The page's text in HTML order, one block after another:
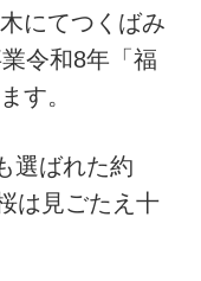
にてつくばみ
令和8年「福
す。
選ばれた約
は見ごたえ十